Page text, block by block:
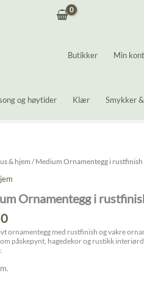
Butikker Min
og høytider Klær Smykker
& hjem / Medium Ornamentegg i rustfinish
Ornamentegg i
ornamentegg med rustfinish og vakre
påskepynt, hagedekor og rustikk